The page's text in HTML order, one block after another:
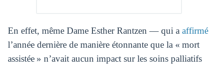
En effet, même Dame Esther Rantzen — qui a affirmé
l’année dernière de manière étonnante que la « mort
assistée » n’avait aucun impact sur les soins palliatifs